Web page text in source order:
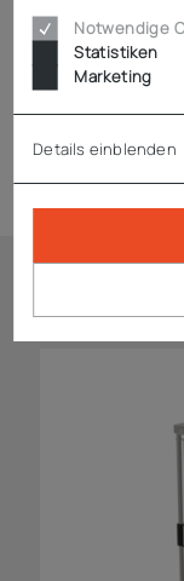
Downloads
Ähnliche
Notwendige
Statistiken
Marketing
Details einblenden